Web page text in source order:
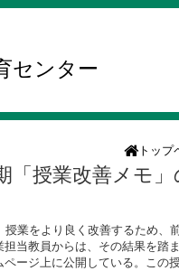
センター
トップ
「授業改善メモ
授業をより良く改善するため、
当教員からは、その結果を踏
ージ上に公開している。この